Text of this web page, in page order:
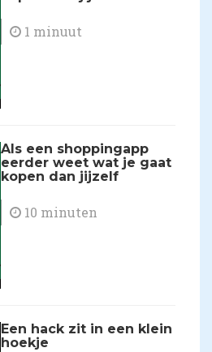
1 minuut
Als een shoppingapp
eerder weet wat je gaat
kopen dan jijzelf
10 minuten
Een hack zit in een klein
hoekje